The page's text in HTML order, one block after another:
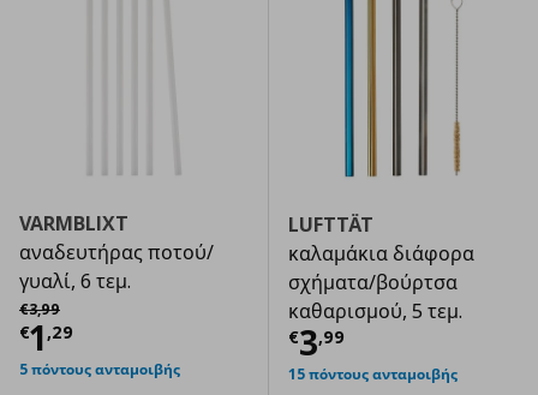
VARMBLIXT
αναδευτήρας ποτού/
γυαλί, 6 τεμ.
€3,99
Αρχική τιμή
€1 ,29
Τρέχουσα τιμή € 1,29
5 πόντους ανταμοιβής
LUFTTÄT
καλαμάκια διάφορα
σχήματα/βούρτσα
καθαρισμού, 5 τεμ.
€3,99
Τρέχουσα
15 πόντους ανταμοιβής